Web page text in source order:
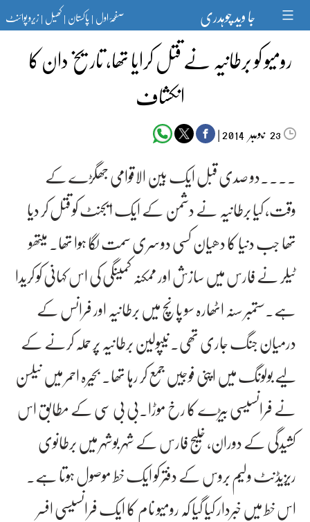
content جا وید چوہدری صفحۂ اول|پاکستان|کھیل|زیرو پوائنٹ
رومیو کو برطانیہ نے قتل کرایا تھا، تاریخ دان کا
انکشاف
23‬‮نومبر‬‮ |
۔۔۔۔دو صدی قبل ایک بین الاقوامی جھگڑے کے
وقت، کیا برطانیہ نے دشمن کے ایک ایجنٹ کو قتل کر دیا
تھا جب دنیا کا دھیان کسی دوسری سمت لگا ہوا تھا۔ میتھو
ٹیلر نے فارس میں سازش اور ممکنہ کمینگی کی اس کہانی کو کریدا
ہے۔ستمبر سنہ اٹھارہ سو پانچ میں برطانیہ اور فرانس کے
درمیان جنگ جاری تھی۔ نیپولین برطانیہ پر حملہ کرنے کے
لیے بولونگ میں اپنی فوجیں جمع کر رہا تھا۔ بحیرہ احمر میں نیلسن
نے فرانسیسی بیڑے کا رخ موڑا۔بی بی سی کے مطابق اس
کشیدگی کے دوران، خلیج فارس کے شہر بوشہر میں برطانوی
ریزیڈنٹ ولیم بروس کے دفتر کو ایک خط موصول ہوتا ہے۔
اس خط میں خبردار کیا گیا کہ رومیو نام کا ایک فرانسیسی افسر